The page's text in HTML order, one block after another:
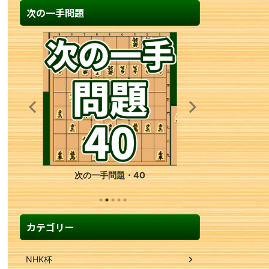
次の一手問題
次の一手問題・40
カテゴリー
NHK杯